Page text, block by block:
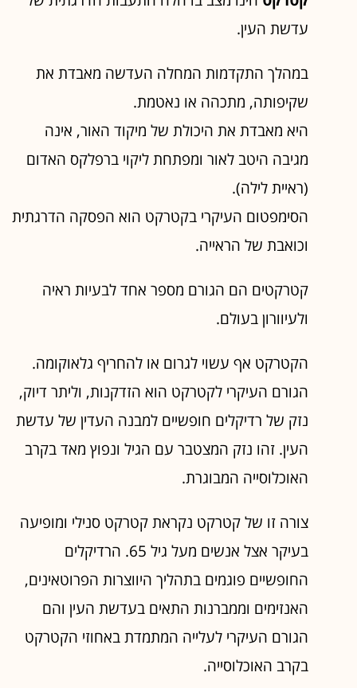
עדשת העין.
במהלך התקדמות המחלה העדשה מאבדת את
שקיפותה, מתכהה או נאטמת.
היא מאבדת את היכולת של מיקוד האור, אינה
מגיבה היטב לאור ומפתחת ליקוי ברפלקס האדום
(ראיית לילה).
הסימפטום העיקרי בקטרקט הוא הפסקה הדרגתית
וכואבת של הראייה.
קטרקטים הם הגורם מספר אחד לבעיות ראיה
ולעיוורון בעולם.
הקטרקט אף עשוי לגרום או להחריף גלאוקומה.
הגורם העיקרי לקטרקט הוא הזדקנות, וליתר דיוק,
נזק של רדיקלים חופשיים למבנה העדין של עדשת
העין. זהו נזק המצטבר עם הגיל ונפוץ מאד בקרב
האוכלוסייה המבוגרת.
צורה זו של קטרקט נקראת קטרקט סנילי ומופיעה
בעיקר אצל אנשים מעל גיל 65. הרדיקלים
החופשיים פוגמים בתהליך היווצרות הפרוטאינים,
האנזימים וממברנות התאים בעדשת העין והם
הגורם העיקרי לעלייה המתמדת באחוזי הקטרקט
בקרב האוכלוסייה.